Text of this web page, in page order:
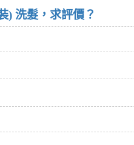
) 洗髮，求評價？